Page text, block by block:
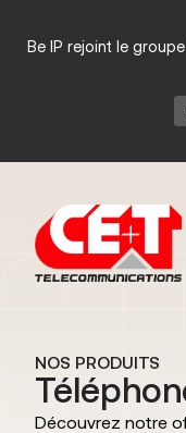
Be IP rejoint le
NOS PRODUITS
Découvrez notre